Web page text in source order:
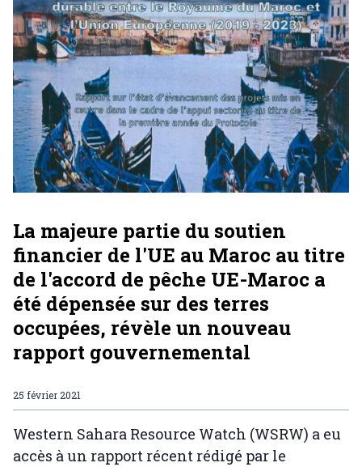
La majeure partie du soutien
financier de l'UE au Maroc au titre
de l'accord de pêche UE-Maroc a
été dépensée sur des terres
occupées, révèle un nouveau
rapport gouvernemental
25 février 2021
Western Sahara Resource Watch (WSRW) a eu
accès à un rapport récent rédigé par le